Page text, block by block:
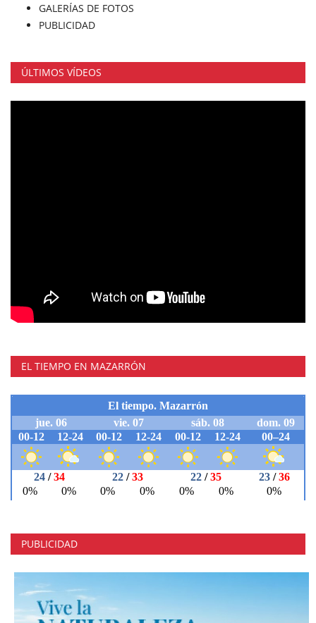
GALERÍAS DE FOTOS
PUBLICIDAD
ÚLTIMOS VÍDEOS
EL TIEMPO EN MAZARRÓN
PUBLICIDAD